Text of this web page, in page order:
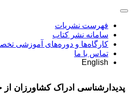
فهرست نشریات
سامانه نشر کتاب
کارگاه‌ها و دوره‌های آموزشی
تماس با ما
English
پدیدارشناسی ادراک کشاورزان